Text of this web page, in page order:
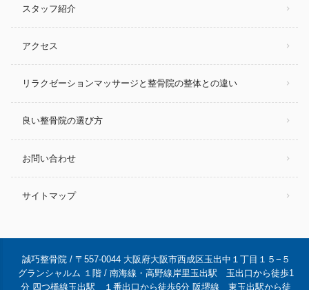
スタッフ紹介
アクセス
リラクゼーションマッサージと整骨院の整体との違い
良い整骨院の選び方
お問い合わせ
サイトマップ
誠巧整骨院 / 〒557-0044 大阪府大阪市西成区玉出中１丁目１５−５
グランシャルム １階 / 南海線・高野線岸里玉出駅 玉出口から徒歩1
分 四つ橋線玉出駅 １番出口から徒歩6分 阪堺線 東玉出駅から徒